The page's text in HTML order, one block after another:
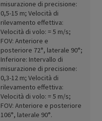
misurazione di precisione:
0,5-15 m; Velocità di
rilevamento effettiva:
Velocità di volo: = 5 m/s;
FOV: Anteriore e
posteriore 72°, laterale 90°;
Inferiore: Intervallo di
misurazione di precisione:
0,3-12 m; Velocità di
rilevamento effettiva:
Velocità di volo: = 5 m/s;
FOV: Anteriore e posteriore
106°, laterale 90°.